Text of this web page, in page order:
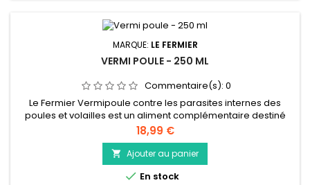
MARQUE: LE FERMIER
VERMI POULE - 250 ML
Commentaire(s): 0
Le Fermier Vermipoule contre les parasites internes des
poules et volailles est un aliment complémentaire destiné
aux volailles (poule, canard, dinde, oie…) qui contribue à
améliorer la résistance naturelle des volailles contre le
parasitisme interne. Vermipoule fait partie des compléments
alimentaires qui n’altère aucunement le goût et l’odeur des
œufs...
Prix
18,99 €
 Ajouter au panier
 En stock